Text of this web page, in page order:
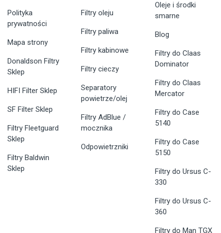
Polityka
prywatności
Mapa strony
Donaldson Filtry
Sklep
HIFI Filter Sklep
SF Filter Sklep
Filtry Fleetguard
Sklep
Filtry Baldwin
Sklep
Filtry oleju
Filtry paliwa
Filtry kabinowe
Filtry cieczy
Separatory
powietrze/olej
Filtry AdBlue /
mocznika
Odpowietrzniki
Oleje i środki
smarne
Blog
Filtry do Claas
Dominator
Filtry do Claas
Mercator
Filtry do Case
5140
Filtry do Case
5150
Filtry do Ursus C-
330
Filtry do Ursus C-
360
Filtry do Man TGX